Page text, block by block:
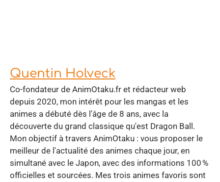
Quentin Holveck
Co-fondateur de AnimOtaku.fr et rédacteur web
depuis 2020, mon intérêt pour les mangas et les
animes a débuté dès l'âge de 8 ans, avec la
découverte du grand classique qu'est Dragon Ball.
Mon objectif à travers AnimOtaku : vous proposer le
meilleur de l'actualité des animes chaque jour, en
simultané avec le Japon, avec des informations 100 %
officielles et sourcées. Mes trois animes favoris sont